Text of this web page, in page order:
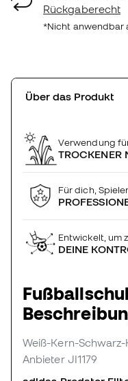
Rückgaberecht
*Nicht anwendbar
Über das Produkt
Verwendung
TROCKENER
Für dich,
Entwickelt, um
DEINE
Weiß-Kern-
Anbieter JI1179